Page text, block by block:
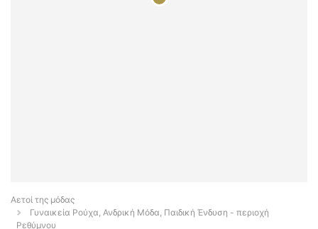
Αετοί της μόδας
Γυναικεία Ρούχα, Ανδρική Μόδα, Παιδική Ένδυση - περιοχή
Ρεθύμνου